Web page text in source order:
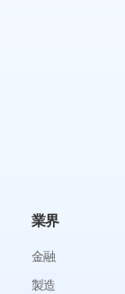
業界
金融
製造